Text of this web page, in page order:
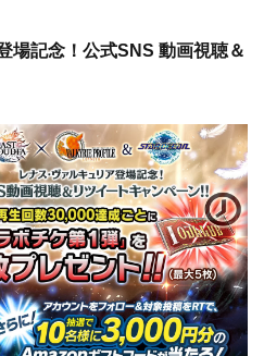
場記念！公式SNS 動画視聴＆